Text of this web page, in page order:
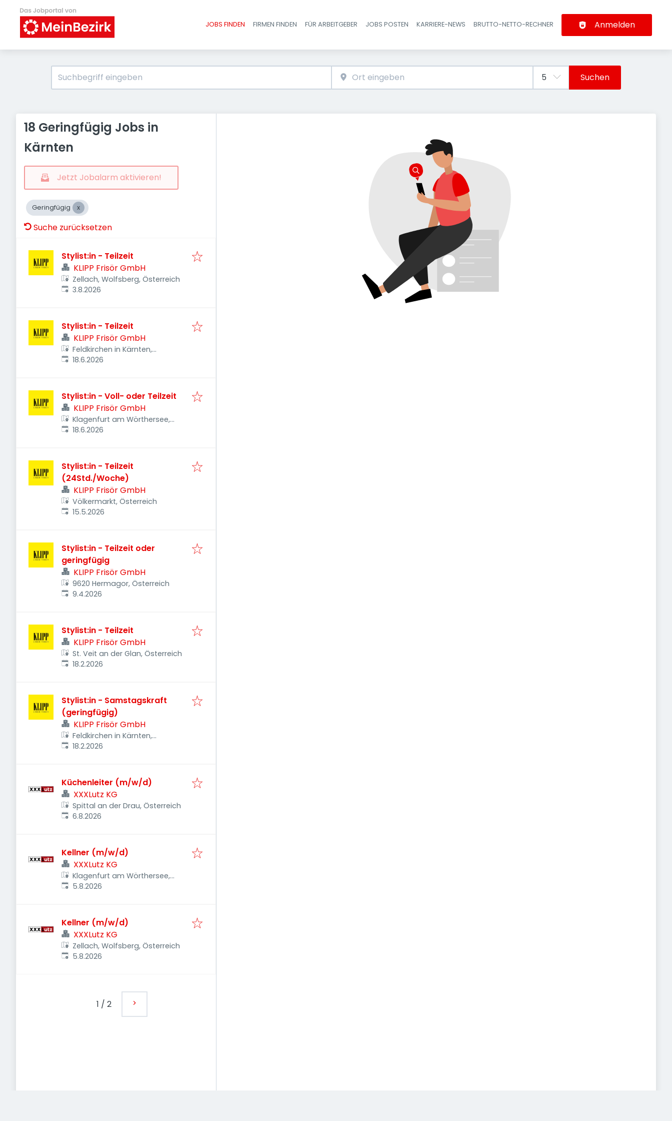
Haupt-Navigation
JOBS FINDEN FIRMEN FINDEN FÜR ARBEITGEBER JOBS POSTEN KARRIERE-NEWS BRUTTO-NETTO-RECHNER Anmelden
Suchen
18 Geringfügig Jobs in
Kärnten
Jetzt Jobalarm aktivieren!
Geringfügig
Suche zurücksetzen
Stylist:in - Teilzeit
KLIPP Frisör GmbH
Zellach, Wolfsberg, Österreich
Veröffentlicht
3.8.2026
Stylist:in - Teilzeit
KLIPP Frisör GmbH
Feldkirchen in Kärnten,
Österreich
Veröffentlicht
18.6.2026
Stylist:in - Voll- oder Teilzeit
KLIPP Frisör GmbH
Klagenfurt am Wörthersee,
Österreich
Veröffentlicht
18.6.2026
Stylist:in - Teilzeit
(24Std./Woche)
KLIPP Frisör GmbH
Völkermarkt, Österreich
Veröffentlicht
15.5.2026
Stylist:in - Teilzeit oder
geringfügig
KLIPP Frisör GmbH
9620 Hermagor, Österreich
Veröffentlicht
9.4.2026
Stylist:in - Teilzeit
KLIPP Frisör GmbH
St. Veit an der Glan, Österreich
Veröffentlicht
18.2.2026
Stylist:in - Samstagskraft
(geringfügig)
KLIPP Frisör GmbH
Feldkirchen in Kärnten,
Österreich
Veröffentlicht
18.2.2026
Küchenleiter (m/w/d)
XXXLutz KG
Spittal an der Drau, Österreich
Veröffentlicht
6.8.2026
Kellner (m/w/d)
XXXLutz KG
Klagenfurt am Wörthersee,
Österreich
Veröffentlicht
5.8.2026
Kellner (m/w/d)
XXXLutz KG
Zellach, Wolfsberg, Österreich
Veröffentlicht
5.8.2026
1 / 2